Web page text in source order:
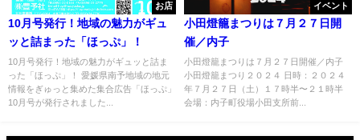
お店
10月号発行！地域の魅力がギュ
ッと詰まった「ほっぷ」！
10月号発行！地域の魅力がギュッと詰ま
った「ほっぷ」！ 愛媛県南予地域の地元
情報をぎゅっと集めた集合広告「ほっぷ」
10月号が発行されました...
イベント
小田燈籠まつりは７月２７日開
催／内子
小田燈籠まつりは７月２７日開催／内子
小田燈籠まつり２０２４ 日時：２０２４
年７月２７日（土）１７時半〜２１時半
会場：内子町役場小田支所前...